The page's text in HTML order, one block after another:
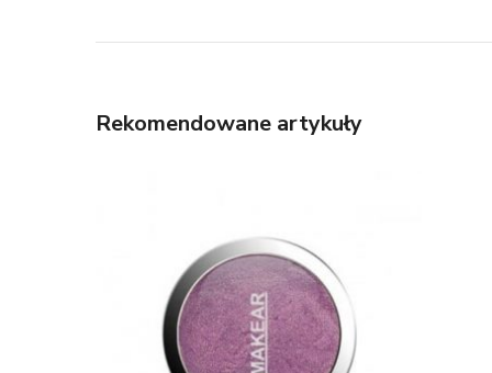
Rekomendowane artykuły